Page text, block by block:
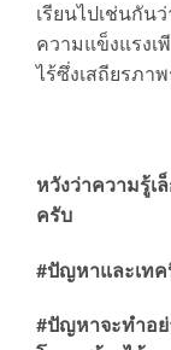
เรียนไปเช่นกัน
ความแข็งแรงเ
ไร้ซึ่งเสถียรภา
หวังว่าความรู้เ
ครับ
#ปัญหาและเทค
#ปัญหาจะทำอย่